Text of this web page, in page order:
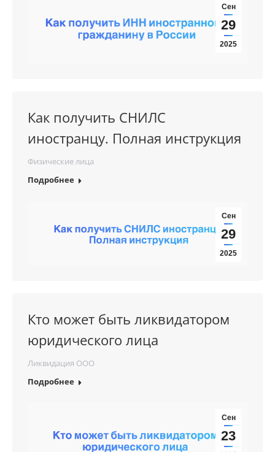
Сен
29
2025
Как получить СНИЛС
иностранцу. Полная инструкция
Физические лица
Подробнее
Сен
29
2025
Кто может быть ликвидатором
юридического лица
Ликвидация ООО
Подробнее
Сен
23